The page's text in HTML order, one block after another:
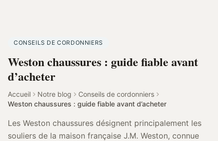
CONSEILS DE CORDONNIERS
Weston chaussures : guide fiable avant
d’acheter
Accueil Notre blog
Conseils de cordonniers
Weston chaussures : guide fiable avant d’acheter
Les Weston chaussures désignent principalement les
souliers de la maison française J.M. Weston, connue